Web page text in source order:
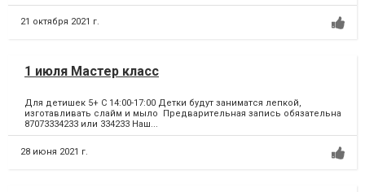
21 октября 2021 г.
1 июля Мастер класс
Для детишек 5+ С 14:00-17:00 Детки будут заниматся лепкой,
изготавливать слайм и мыло Предварительная запись обязательна
87073334233 или 334233 Наш...
28 июня 2021 г.